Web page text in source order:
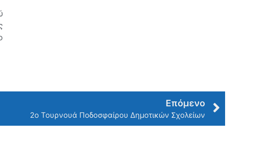
Επόμενο
2ο Τουρνουά Ποδοσφαίρου Δημοτικών Σχολείων